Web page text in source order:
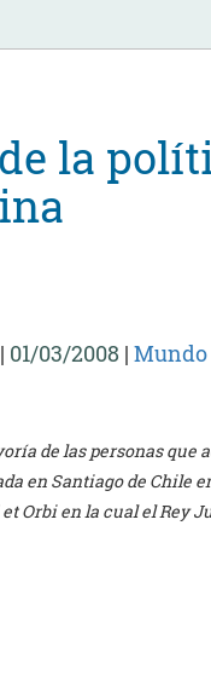
la
| 01/03/2008 | Mundo
de las personas que
en Santiago de Chile
Orbi en la cual el Rey